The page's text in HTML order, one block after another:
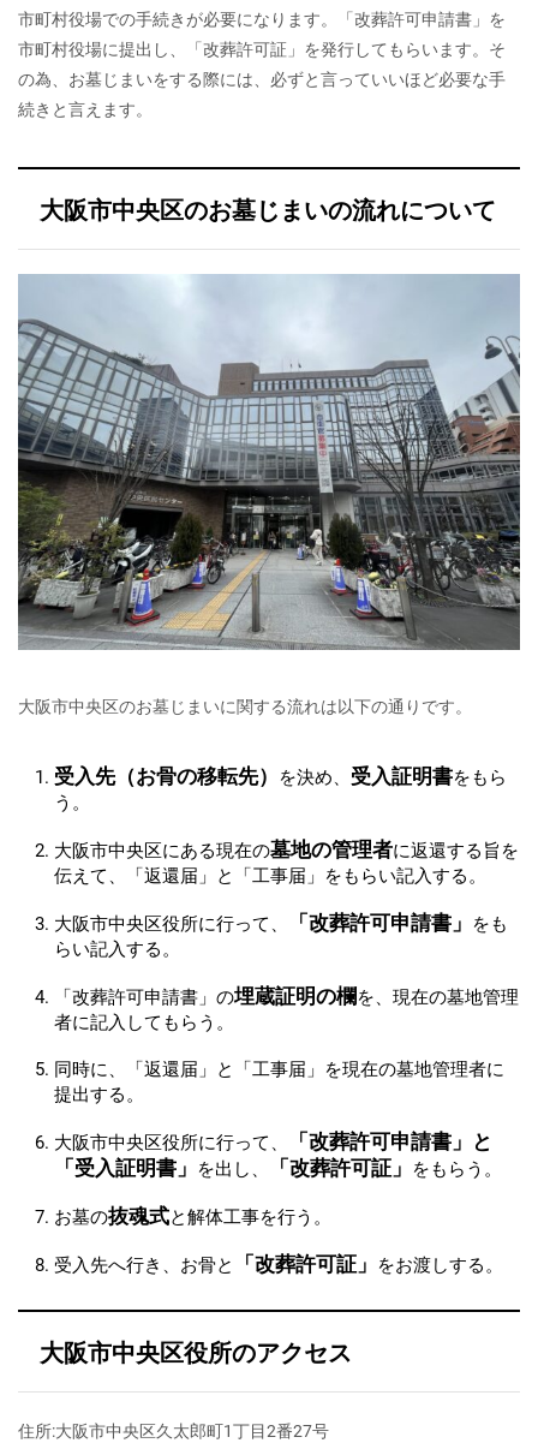
市町村役場での手続きが必要になります。「改葬許可申請書」を
市町村役場に提出し、「改葬許可証」を発行してもらいます。そ
の為、お墓じまいをする際には、必ずと言っていいほど必要な手
続きと言えます。
大阪市中央区のお墓じまいの流れについて
大阪市中央区のお墓じまいに関する流れは以下の通りです。
受入先（お骨の移転先） を決め、 受入証明書をもら
う。
大阪市中央区にある現在の墓地の管理者に返還する旨を
伝えて、「返還届」と「工事届」をもらい記入する。
大阪市中央区役所に行って、 「改葬許可申請書」
をも
らい記入する。
「改葬許可申請書」の埋蔵証明の欄を、現在の墓地管理
者に記入してもらう。
同時に、「返還届」と「工事届」を現在の墓地管理者に
提出する。
大阪市中央区役所に行って、
「改葬許可申請書」と
「受入証明書」
を出し、 「改葬許可証」 をもらう。
お墓の抜魂式と解体工事を行う。
受入先へ行き、お骨と 「改葬許可証」 をお渡しする。
大阪市中央区役所のアクセス
住所:大阪市中央区久太郎町1丁目2番27号